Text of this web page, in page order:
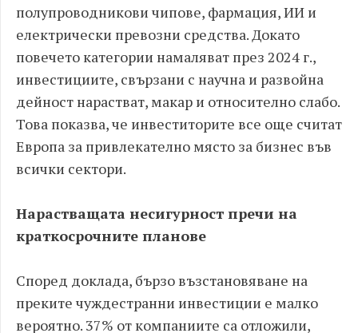
полупроводникови чипове, фармация, ИИ и
електрически превозни средства. Докато
повечето категории намаляват през 2024 г.,
инвестициите, свързани с научна и развойна
дейност нарастват, макар и относително слабо.
Това показва, че инвеститорите все още считат
Европа за привлекателно място за бизнес във
всички сектори.
Нарастващата несигурност пречи на
краткосрочните планове
Според доклада, бързо възстановяване на
преките чуждестранни инвестиции е малко
вероятно. 37% от компаниите са отложили,